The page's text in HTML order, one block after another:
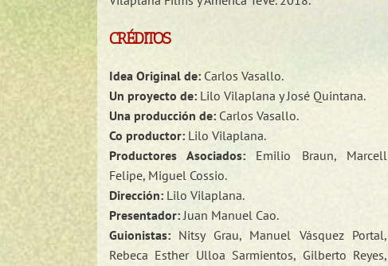
CRÉDITOS
Idea Original de: Carlos Vasallo.
Un proyecto de: Lilo Vilaplana y José Quintana.
Una producción de: Carlos Vasallo.
Co productor: Lilo Vilaplana.
Productores Asociados: Emilio Braun, Marcell
Felipe, Miguel Cossio.
Dirección: Lilo Vilaplana.
Presentador:Juan Manuel Cao.
Guionistas: Nitsy Grau, Manuel Vásquez Portal,
Rebeca Esther Ulloa Sarmientos, Gilberto Reyes,